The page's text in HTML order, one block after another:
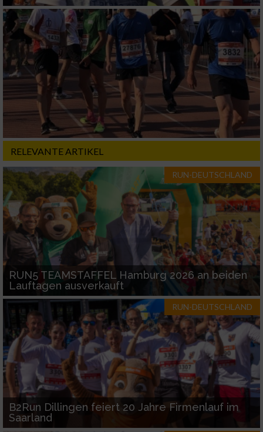
RELEVANTE ARTIKEL
RUN-DEUTSCHLAND
RUN5 TEAMSTAFFEL Hamburg 2026 an beiden
Lauftagen ausverkauft
RUN-DEUTSCHLAND
B2Run Dillingen feiert 20 Jahre Firmenlauf im
Saarland
Verwendung von Profilen zur Auswahl
personalisierter Inhalte
Messung der Werbeleistung
Messung der Performance von Inhalten
Analyse von Zielgruppen durch Statistiken
oder Kombinationen von Daten aus
verschiedenen Quellen
Entwicklung und Verbesserung der Angebote
Verwendung reduzierter Daten zur Auswahl
von Inhalten
IAB-Besonderheiten:
Verwendung genauer Standortdaten
Geräte anhand von aktiv angeforderten
Informationen identifizieren
Nicht-IAB-Verarbeitungszwecke:
Notwendig
Performance
Funktional